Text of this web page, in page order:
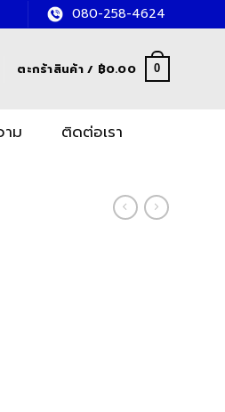
080-258-4624
ตะกร้าสินค้า / ฿0.00 0
าม ติดต่อเรา